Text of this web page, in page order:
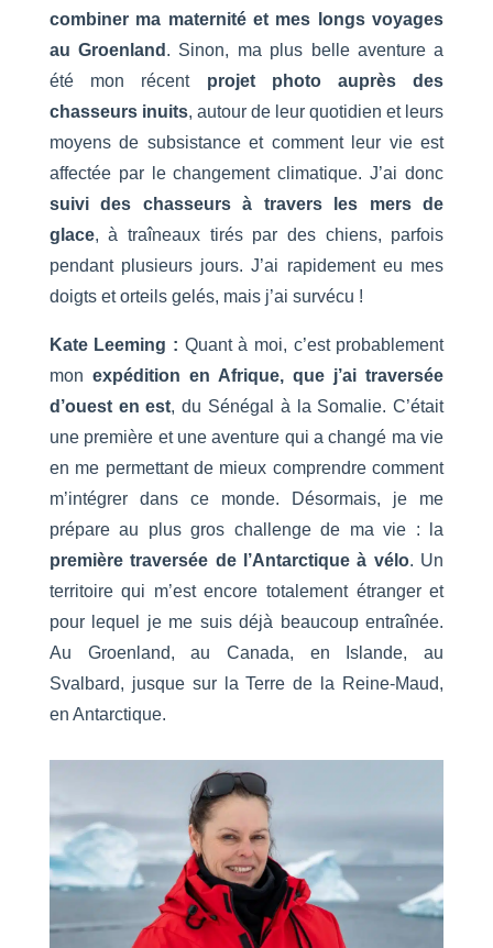
combiner ma maternité et mes longs voyages
au Groenland . Sinon, ma plus belle aventure a
été mon récent projet photo auprès des
chasseurs inuits, autour de leur quotidien et leurs
moyens de subsistance et comment leur vie est
affectée par le changement climatique. J’ai donc
suivi des chasseurs à travers les mers de
glace, à traîneaux tirés par des chiens, parfois
pendant plusieurs jours. J’ai rapidement eu mes
doigts et orteils gelés, mais j’ai survécu !
Kate Leeming : Quant à moi, c’est probablement
mon expédition en Afrique, que j’ai traversée
d’ouest en est, du Sénégal à la Somalie. C’était
une première et une aventure qui a changé ma vie
en me permettant de mieux comprendre comment
m’intégrer dans ce monde. Désormais, je me
prépare au plus gros challenge de ma vie : la
première traversée de l’Antarctique à vélo. Un
territoire qui m’est encore totalement étranger et
pour lequel je me suis déjà beaucoup entraînée.
Au Groenland, au Canada, en Islande, au
Svalbard, jusque sur la Terre de la Reine-Maud,
en Antarctique.